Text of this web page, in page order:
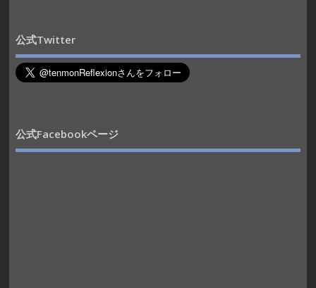
公式Twitter
公式Facebookページ